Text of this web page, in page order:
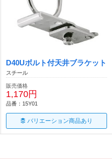
D40Uボルト付天井ブラケット
スチール
販売価格
1,170円
品番：15Y01
バリエーション商品あり